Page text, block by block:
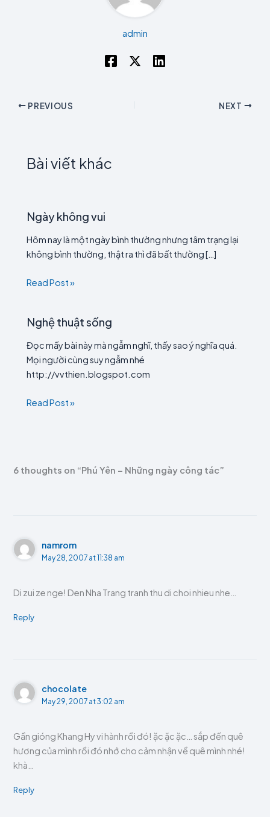
admin
PREVIOUS NEXT
Bài viết khác
Ngày không vui
Hôm nay là một ngày bình thường nhưng tâm trạng lại
không bình thường, thật ra thì đã bất thường […]
Read Post »
Nghệ thuật sống
Đọc mấy bài này mà ngẫm nghĩ, thấy sao ý nghĩa quá.
Mọi người cùng suy ngẫm nhé
http://vvthien.blogspot.com
Read Post »
6 thoughts on “Phú Yên – Những ngày công tác”
namrom
May 28, 2007 at 11:38 am
Di zui ze nge! Den Nha Trang tranh thu di choi nhieu nhe…
Reply
chocolate
May 29, 2007 at 3:02 am
Gần gióng Khang Hy vi hành rồi đó! ặc ặc ặc… sắp đến quê
hương của mình rồi đó nhớ cho cảm nhận về quê mình nhé!
khà…
Reply